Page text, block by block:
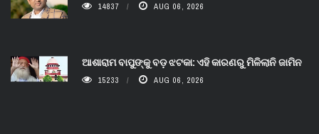
14837 AUG 06, 2026
ଆଶାରାମ ବାପୁଙ୍କୁ ବଡ଼ ଝଟକା: ଏହି କାରଣରୁ ମିଳିଲାନି ଜାମିନ
15233 AUG 06, 2026